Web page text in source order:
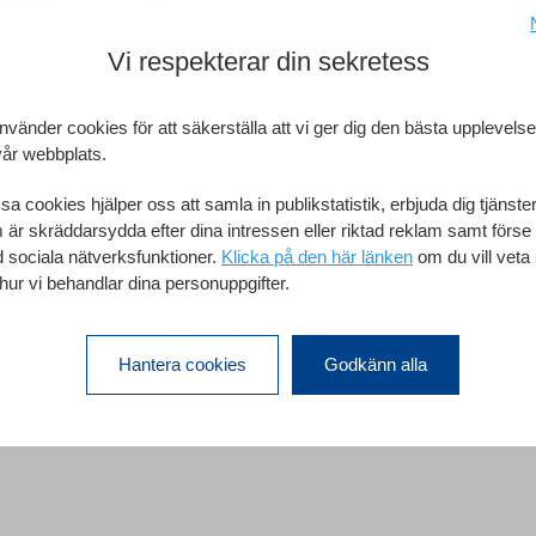
Web Server, features brainstorming, prioritizing,
opportunities to unleash creativity, solve complex
the US Social Security Administration uses FacilitatePro in
teleconferences, video conferences and web conferences.
Vi respekterar din sekretess
cookies för att säkerställa att vi ger dig den bästa
webbplats.
cookies hjälper oss att samla in publikstatistik, erbjuda dig tjänster
är skräddarsydda efter dina intressen eller riktad reklam samt förse
sociala nätverksfunktioner. Klicka på den här länken om du vill veta
vi behandlar dina personuppgifter.
Hantera cookies Godkänn alla